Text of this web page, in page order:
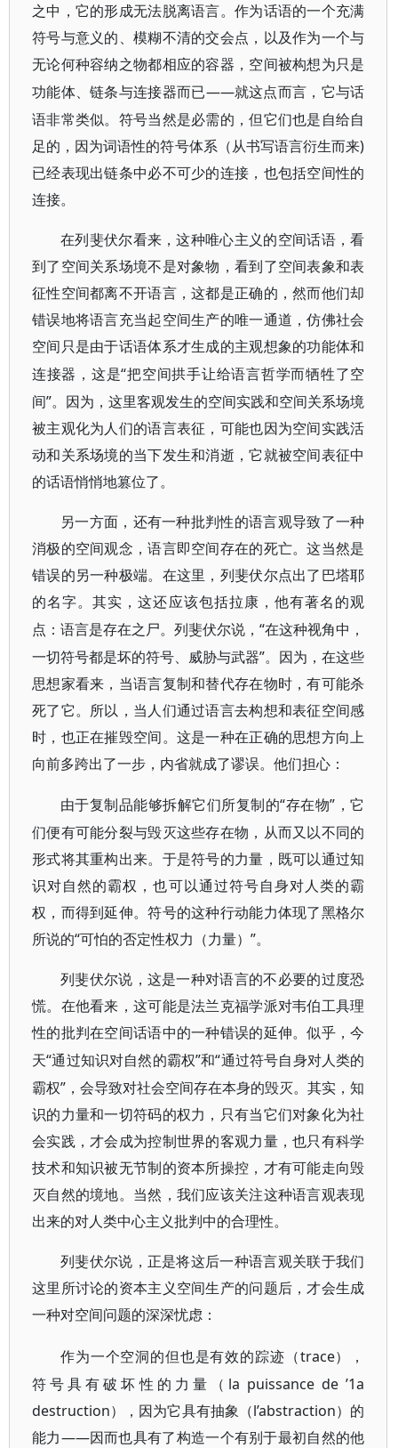
之中，它的形成无法脱离语言。作为话语的一个充满
符号与意义的、模糊不清的交会点，以及作为一个与
无论何种容纳之物都相应的容器，空间被构想为只是
功能体、链条与连接器而已——就这点而言，它与话
语非常类似。符号当然是必需的，但它们也是自给自
足的，因为词语性的符号体系（从书写语言衍生而来)
已经表现出链条中必不可少的连接，也包括空间性的
连接。
在列斐伏尔看来，这种唯心主义的空间话语，看
到了空间关系场境不是对象物，看到了空间表象和表
征性空间都离不开语言，这都是正确的，然而他们却
错误地将语言充当起空间生产的唯一通道，仿佛社会
空间只是由于话语体系才生成的主观想象的功能体和
连接器，这是“把空间拱手让给语言哲学而牺牲了空
间”。因为，这里客观发生的空间实践和空间关系场境
被主观化为人们的语言表征，可能也因为空间实践活
动和关系场境的当下发生和消逝，它就被空间表征中
的话语悄悄地篡位了。
另一方面，还有一种批判性的语言观导致了一种
消极的空间观念，语言即空间存在的死亡。这当然是
错误的另一种极端。在这里，列斐伏尔点出了巴塔耶
的名字。其实，这还应该包括拉康，他有著名的观
点：语言是存在之尸。列斐伏尔说，“在这种视角中，
一切符号都是坏的符号、威胁与武器”。因为，在这些
思想家看来，当语言复制和替代存在物时，有可能杀
死了它。所以，当人们通过语言去构想和表征空间感
时，也正在摧毁空间。这是一种在正确的思想方向上
向前多跨出了一步，内省就成了谬误。他们担心：
由于复制品能够拆解它们所复制的“存在物”，它
们便有可能分裂与毁灭这些存在物，从而又以不同的
形式将其重构出来。于是符号的力量，既可以通过知
识对自然的霸权，也可以通过符号自身对人类的霸
权，而得到延伸。符号的这种行动能力体现了黑格尔
所说的“可怕的否定性权力（力量）”。
列斐伏尔说，这是一种对语言的不必要的过度恐
慌。在他看来，这可能是法兰克福学派对韦伯工具理
性的批判在空间话语中的一种错误的延伸。似乎，今
天“通过知识对自然的霸权”和“通过符号自身对人类的
霸权”，会导致对社会空间存在本身的毁灭。其实，知
识的力量和一切符码的权力，只有当它们对象化为社
会实践，才会成为控制世界的客观力量，也只有科学
技术和知识被无节制的资本所操控，才有可能走向毁
灭自然的境地。当然，我们应该关注这种语言观表现
出来的对人类中心主义批判中的合理性。
列斐伏尔说，正是将这后一种语言观关联于我们
这里所讨论的资本主义空间生产的问题后，才会生成
一种对空间问题的深深忧虑：
作为一个空洞的但也是有效的踪迹（trace），
符号具有破坏性的力量（la puissance de ’1a
destruction），因为它具有抽象（l’abstraction）的
能力——因而也具有了构造一个有别于最初自然的他